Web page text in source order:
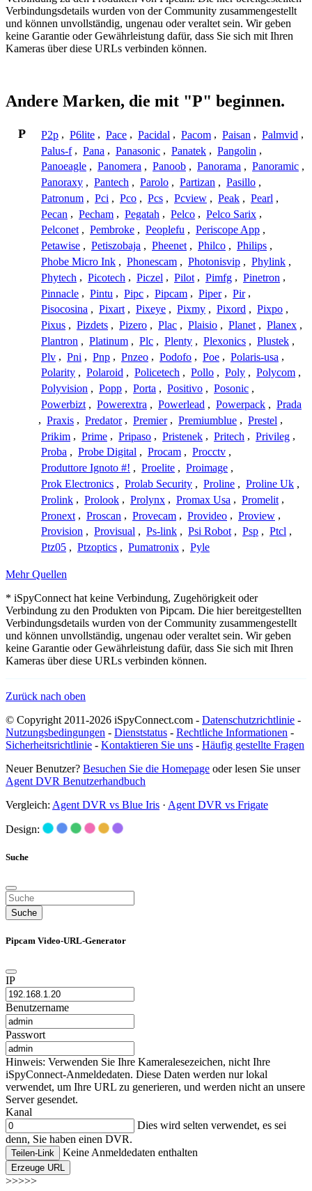
Verbindungsdetails wurden von der Community zusammengestellt
und können unvollständig, ungenau oder veraltet sein. Wir geben
keine Garantie oder Gewährleistung dafür, dass Sie sich mit Ihren
Kameras über diese URLs verbinden können.
Andere Marken, die mit "P" beginnen.
P P2p , P6lite , Pace , Pacidal , Pacom , Paisan , Palmvid ,
Palus-f , Pana , Panasonic , Panatek , Pangolin ,
Panoeagle , Panomera , Panoob , Panorama , Panoramic ,
Panoraxy , Pantech , Parolo , Partizan , Pasillo ,
Patronum , Pci , Pco , Pcs , Pcview , Peak , Pearl ,
Pecan , Pecham , Pegatah , Pelco , Pelco Sarix ,
Pelconet , Pembroke , Peoplefu , Periscope App ,
Petawise , Petiszobaja , Pheenet , Philco , Philips ,
Phobe Micro Ink , Phonescam , Photonisvip , Phylink ,
Phytech , Picotech , Piczel , Pilot , Pimfg , Pinetron ,
Pinnacle , Pintu , Pipc , Pipcam , Piper , Pir ,
Pisocosina , Pixart , Pixeye , Pixmy , Pixord , Pixpo ,
Pixus , Pizdets , Pizero , Plac , Plaisio , Planet , Planex ,
Plantron , Platinum , Plc , Plenty , Plexonics , Plustek ,
Plv , Pni , Pnp , Pnzeo , Podofo , Poe , Polaris-usa ,
Polarity , Polaroid , Policetech , Pollo , Poly , Polycom ,
Polyvision , Popp , Porta , Positivo , Posonic ,
Powerbizt , Powerextra , Powerlead , Powerpack , Prada
, Praxis , Predator , Premier , Premiumblue , Prestel ,
Prikim , Prime , Pripaso , Pristenek , Pritech , Privileg ,
Proba , Probe Digital , Procam , Procctv ,
Produttore Ignoto #! , Proelite , Proimage ,
Prok Electronics , Prolab Security , Proline , Proline Uk ,
Prolink , Prolook , Prolynx , Promax Usa , Promelit ,
Pronext , Proscan , Provecam , Provideo , Proview ,
Provision , Provisual , Ps-link , Psi Robot , Psp , Ptcl ,
Ptz05 , Ptzoptics , Pumatronix , Pyle
Mehr Quellen
* iSpyConnect hat keine Verbindung, Zugehörigkeit oder
Verbindung zu den Produkten von Pipcam. Die hier bereitgestellten
Verbindungsdetails wurden von der Community zusammengestellt
und können unvollständig, ungenau oder veraltet sein. Wir geben
keine Garantie oder Gewährleistung dafür, dass Sie sich mit Ihren
Kameras über diese URLs verbinden können.
Zurück nach oben
© Copyright 2011-2026 iSpyConnect.com - Datenschutzrichtlinie -
Nutzungsbedingungen - Dienststatus - Rechtliche Informationen -
Sicherheitsrichtlinie - Kontaktieren Sie uns - Häufig gestellte Fragen
Neuer Benutzer? Besuchen Sie die Homepage oder lesen Sie unser
Agent DVR Benutzerhandbuch
Vergleich: Agent DVR vs Blue Iris · Agent DVR vs Frigate
Design:
Suche
Suche
Pipcam Video-URL-Generator
IP
Benutzername
Passwort
Hinweis: Verwenden Sie Ihre Kameralesezeichen, nicht Ihre
iSpyConnect-Anmeldedaten. Diese Daten werden nur lokal
verwendet, um Ihre URL zu generieren, und werden nicht an unsere
Server gesendet.
Kanal
Dies wird selten verwendet, es sei
denn, Sie haben einen DVR.
Teilen-Link Keine Anmeldedaten enthalten
Erzeuge URL
>>>>>